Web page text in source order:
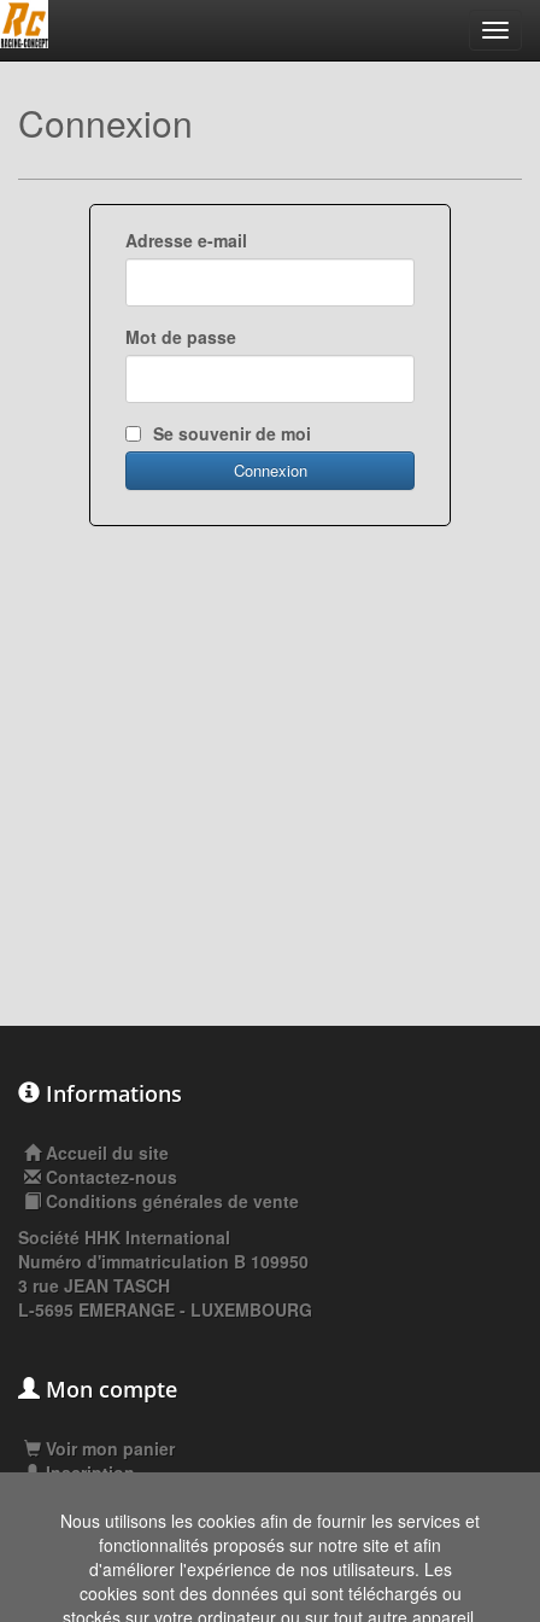
Connexion
Adresse e-mail
Mot de passe
Se souvenir de moi
Informations
Accueil du site
Contactez-nous
Conditions générales de vente
Société HHK International
Numéro d'immatriculation B 109950
3 rue JEAN TASCH
L-5695 EMERANGE - LUXEMBOURG
Mon compte
Voir mon panier
Inscription
Les données affichées ici, particulièrement la
base de donnée complète, ne doivent pas être
Nous utilisons les cookies afin de fournir les services et
fonctionnalités proposés sur notre site et afin
d'améliorer l'expérience de nos utilisateurs. Les
cookies sont des données qui sont téléchargés ou
stockés sur votre ordinateur ou sur tout autre appareil.